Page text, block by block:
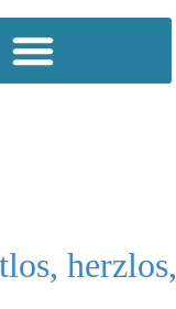
herzlos,